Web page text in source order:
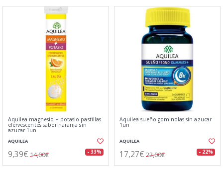
Aquilea magnesio + potasio pastillas
efervescentes sabor naranja sin
azucar 1un
AQUILEA
9,39€ 14,00€ - 33%
Aquilea sueño gominolas sin azucar
1un
AQUILEA
17,27€ 22,00€ - 22%